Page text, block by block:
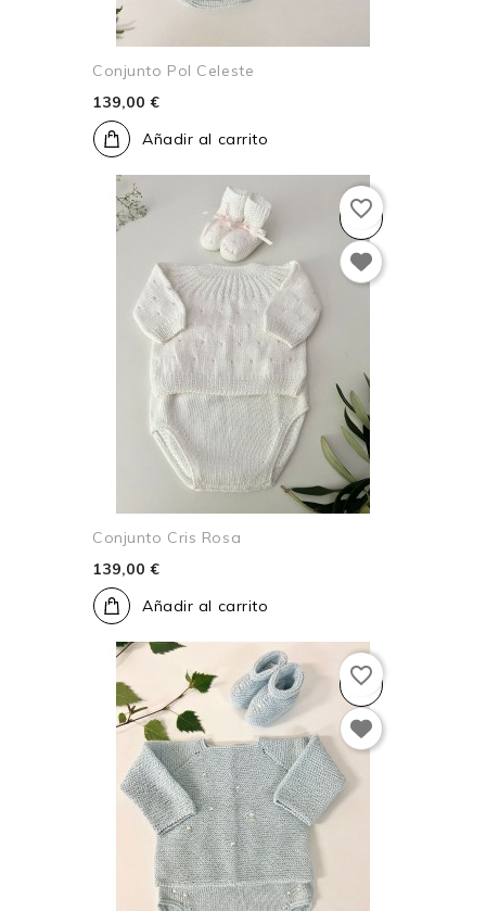
Conjunto Pol Celeste
139,00 €
Añadir al carrito
Conjunto Cris Rosa
139,00 €
Añadir al carrito
favorite_border
favorite_border